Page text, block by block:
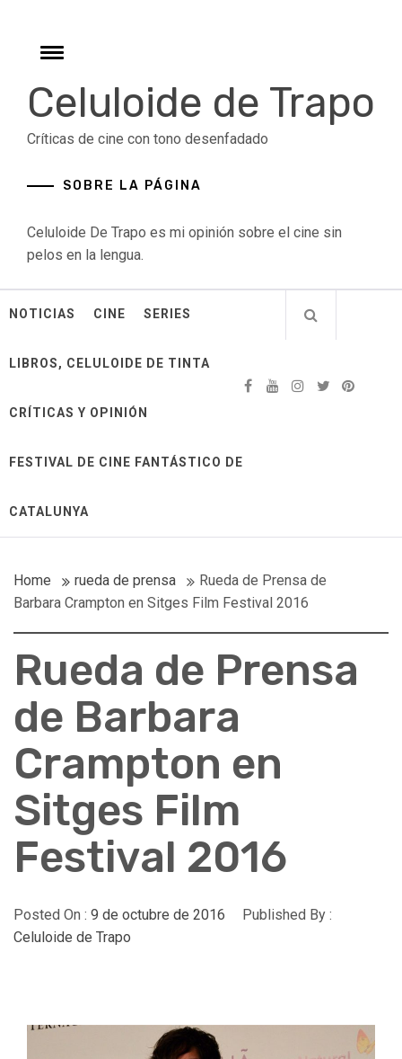
contentToggle
Celuloide de Trapo
Críticas de cine con tono desenfadado
SOBRE LA PÁGINA
Celuloide De Trapo es mi opinión sobre el cine sin
pelos en la lengua.
NOTICIAS CINE SERIES
LIBROS, CELULOIDE DE TINTA
CRÍTICAS Y OPINIÓN
FESTIVAL DE CINE FANTÁSTICO DE
CATALUNYA
Home rueda de prensa
Rueda de Prensa de
Barbara Crampton en Sitges Film Festival 2016
Rueda de Prensa
de Barbara
Crampton en
Sitges Film
Festival 2016
Posted On : 9 de octubre de 2016
Published By :
Celuloide de Trapo